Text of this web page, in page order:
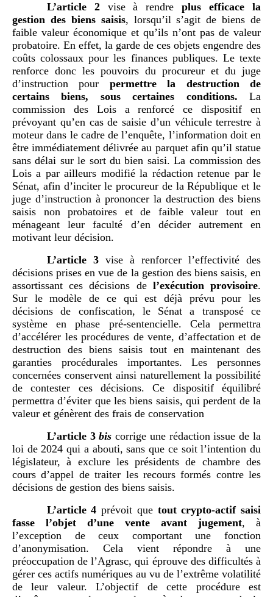
L’article 2vise à rendreplus efficace la
gestion des biens saisis, lorsqu’il s’agit de biens de
faible valeur économique et qu’ils n’ont pas de valeur
probatoire. En effet, la garde de ces objets engendre des
coûts colossaux pour les finances publiques. Le texte
renforce donc les pouvoirs du procureur et du juge
d’instruction pour permettre la destruction de
certains biens, sous certaines conditions. La
commission des Lois a renforcé ce dispositif en
prévoyant qu’en cas de saisie d’un véhicule terrestre à
moteur dans le cadre de l’enquête, l’information doit en
être immédiatement délivrée au parquet afin qu’il statue
sans délai sur le sort du bien saisi. La commission des
Lois a par ailleurs modifié la rédaction retenue par le
Sénat, afin d’inciter le procureur de la République et le
juge d’instruction à prononcer la destruction des biens
saisis non probatoires et de faible valeur tout en
ménageant leur faculté d’en décider autrement en
motivant leur décision.
L’article 3vise à renforcer l’effectivité des
décisions prises en vue de la gestion des biens saisis, en
assortissant ces décisions de l’exécution provisoire.
Sur le modèle de ce qui est déjà prévu pour les
décisions de confiscation, le Sénat a transposé ce
système en phase pré-sentencielle. Cela permettra
d’accélérer les procédures de vente, d’affectation et de
destruction des biens saisis tout en maintenant des
garanties procédurales importantes. Les personnes
concernées conservent ainsi naturellement la possibilité
de contester ces décisions. Ce dispositif équilibré
permettra d’éviter que les biens saisis, qui perdent de la
valeur et génèrent des frais de conservation
L’article 3bis corrige une rédaction issue de la
loi de 2024 qui a abouti, sans que ce soit l’intention du
législateur, à exclure les présidents de chambre des
cours d’appel de traiter les recours formés contre les
décisions de gestion des biens saisis.
L’article 4 prévoit que tout crypto-actif saisi
fasse l’objet d’une vente avant jugement, à
l’exception de ceux comportant une fonction
d’anonymisation. Cela vient répondre à une
préoccupation de l’Agrasc, qui éprouve des difficultés à
gérer ces actifs numériques au vu de l’extrême volatilité
de leur valeur. L’objectif de cette procédure est